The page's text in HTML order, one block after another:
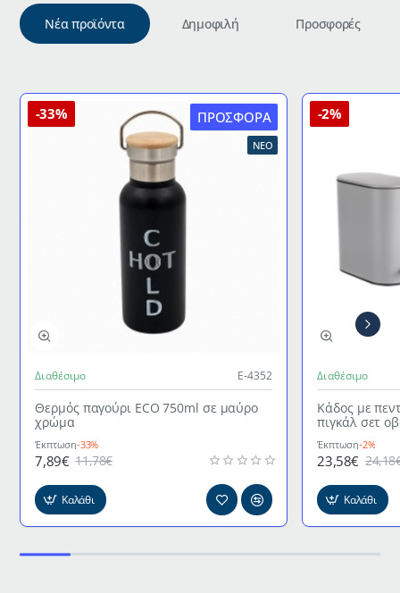
Νέα προϊόντα Δημοφιλή Προσφορές
ΠΡΟΣΦΟΡΆ
ΝΈΟ
-33%
Διαθέσιμο Ε-4352
Θερμός παγούρι ECO 750ml σε μαύρο
χρώμα
Έκπτωση-33%
7,89€ 11,78€
Καλάθι
-2%
Διαθέσιμο
Κάδος με
πιγκάλ σετ
Έκπτωση-2%
23,58€
Καλάθι